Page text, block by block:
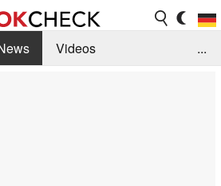
Videos
...